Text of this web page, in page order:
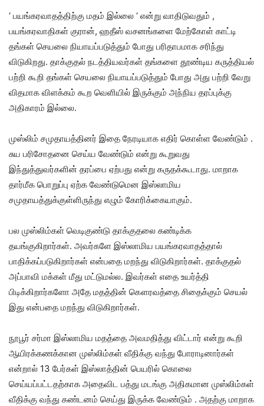
‘ பயங்கரவாதத்திற்கு மதம் இல்லை ‘ என்று வாதிடுவதும் ,
பயங்கரவாதிகள் குரான், ஹதீஸ் வசனங்களை மேற்கோள் காட்டி
தங்கள் செயலை நியாயப்படுத்தும் போது பரிதாபமாக சரிந்து
விடுகிறது. தாக்குதல் நடத்தியவர்கள் தங்களை தூண்டிய கருத்தியல்
பற்றி கூறி தங்கள் செயலை நியாயப்படுத்தும் போது அது பற்றி வேறு
விதமாக விளக்கம் கூற வெளியில் இருக்கும் அந்நிய தரப்புக்கு
அதிகாரம் இல்லை.
முஸ்லிம் சமுதாயத்தினர் இதை நேரடியாக எதிர் கொள்ள வேண்டும் .
சுய பரிசோதனை செய்ய வேண்டும் என்று கூறுவது
இந்துத்துவர்களின் தரப்பை ஏற்பது என்று கருதக்கூடாது. மாறாக
தார்மீக பொறுப்பு ஏற்க வேண்டுமென இஸ்லாமிய
சமுதாயத்துக்குள்ளிருந்து எழும் கோரிக்கையாகும்.
பல முஸ்லிம்கள் வெடிகுண்டு தாக்குதலை கண்டிக்க
தயங்குகிறார்கள். அவர்களே இஸ்லாமிய பயங்கரவாதத்தால்
பாதிக்கப்படுகிறார்கள் என்பதை மறந்து விடுகிறார்கள். தாக்குதல்
அப்பாவி மக்கள் மீது மட்டுமல்ல. இவர்கள் எதை உயர்த்தி
பிடிக்கிறார்களோ அதே மதத்தின் கௌரவத்தை சிதைக்கும் செயல்
இது என்பதை மறந்து விடுகிறார்கள்.
நூபூர் சர்மா இஸ்லாமிய மதத்தை அவமதித்து விட்டார் என்று கூறி
ஆயிரக்கணக்கான முஸ்லிம்கள் வீதிக்கு வந்து போராடினார்கள்
என்றால் 13 பேர்கள் இஸ்லாத்தின் பெயரில் கொலை
செய்யப்பட்டதற்காக அதைவிட பத்து மடங்கு அதிகமான முஸ்லிம்கள்
வீதிக்கு வந்து கண்டனம் செய்து இருக்க வேண்டும் . அதற்கு மாறாக